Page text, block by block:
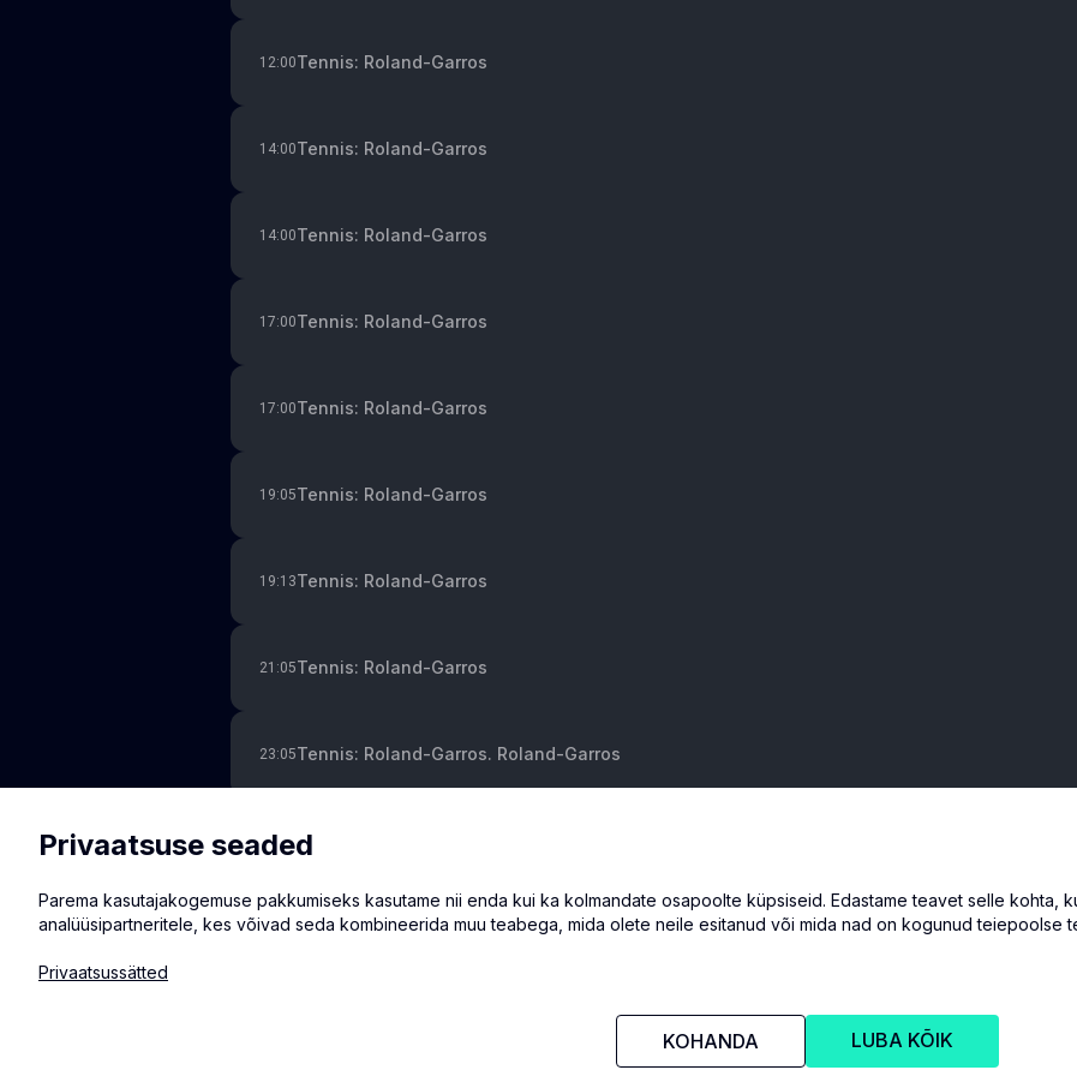
12:00Tennis: Roland-Garros
14:00Tennis: Roland-Garros
14:00Tennis: Roland-Garros
17:00Tennis: Roland-Garros
17:00Tennis: Roland-Garros
19:05Tennis: Roland-Garros
19:13Tennis: Roland-Garros
21:05Tennis: Roland-Garros
23:05Tennis: Roland-Garros. Roland-Garros
02:00 Major League Baseball. Cardinals - Cubs
Privaatsuse seaded
Parema kasutajakogemuse pakkumiseks kasutame nii enda kui ka kolmandate osapoolte küpsiseid. Edastame teavet selle kohta,
analüüsipartneritele, kes võivad seda kombineerida muu teabega, mida olete neile esitanud või mida nad on kogunud teiepoolse
Privaatsussätted
KOHANDA LUBA KÕIK